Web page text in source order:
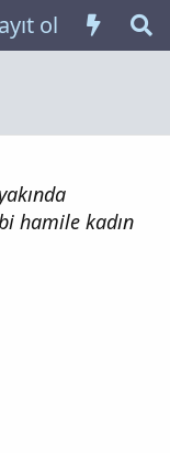
ol
hamile kadın